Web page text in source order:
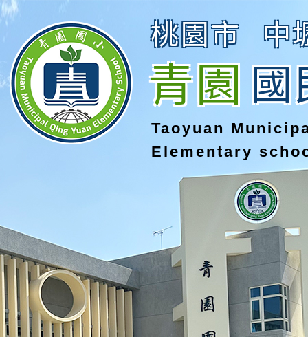
桃園市 中
青園國
Taoyuan
Elementary